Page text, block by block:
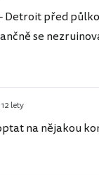
před
se
lety
na nějakou